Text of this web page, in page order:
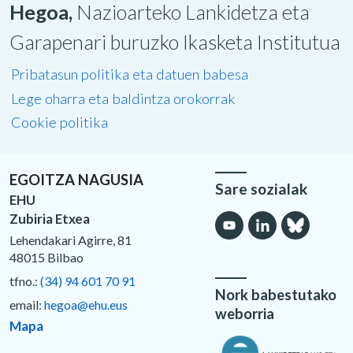
Hegoa, Nazioarteko Lankidetza eta
Garapenari buruzko Ikasketa Institutua
Pribatasun politika eta datuen babesa
Lege oharra eta baldintza orokorrak
Cookie politika
EGOITZA NAGUSIA
EHU
Zubiria Etxea
Lehendakari Agirre, 81
48015 Bilbao
tfno.: (34) 94 601 70 91
email: hegoa@ehu.eus
Mapa
Sare sozialak
Nork babestutako
weborria